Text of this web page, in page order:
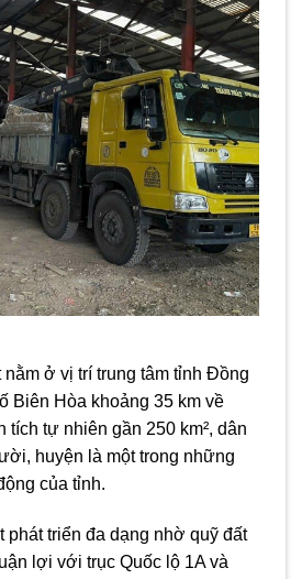
nằm ở vị trí trung tâm tỉnh Đồng
Biên Hòa khoảng 35 km về
tích tự nhiên gần 250 km², dân
huyện là một trong những
của tỉnh.
phát triển đa dạng nhờ quỹ đất
lợi với trục Quốc lộ 1A và